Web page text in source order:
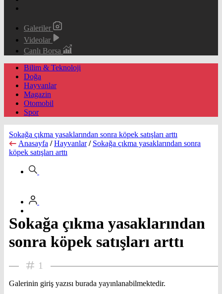
Galeriler
Videolar
Canlı Borsa
Bilim & Teknoloji
Doğa
Hayvanlar
Magazin
Otomobil
Spor
Sokağa çıkma yasaklarından sonra köpek satışları arttı
Anasayfa / Hayvanlar / Sokağa çıkma yasaklarından sonra
köpek satışları arttı
Sokağa çıkma yasaklarından
sonra köpek satışları arttı
1
Galerinin giriş yazısı burada yayınlanabilmektedir.